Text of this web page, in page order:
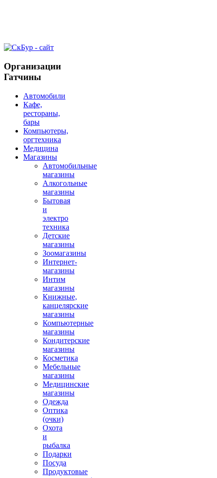
Организации
Гатчины
Автомобили
Кафе,
рестораны,
бары
Компьютеры,
оргтехника
Медицина
Магазины
Автомобильные
магазины
Алкогольные
магазины
Бытовая
и
электро
техника
Детские
магазины
Зоомагазины
Интернет-
магазины
Интим
магазины
Книжные,
канцелярские
магазины
Компьютерные
магазины
Кондитерские
магазины
Косметика
Мебельные
магазины
Медицинские
магазины
Одежда
Оптика
(очки)
Охота
и
рыбалка
Подарки
Посуда
Продуктовые